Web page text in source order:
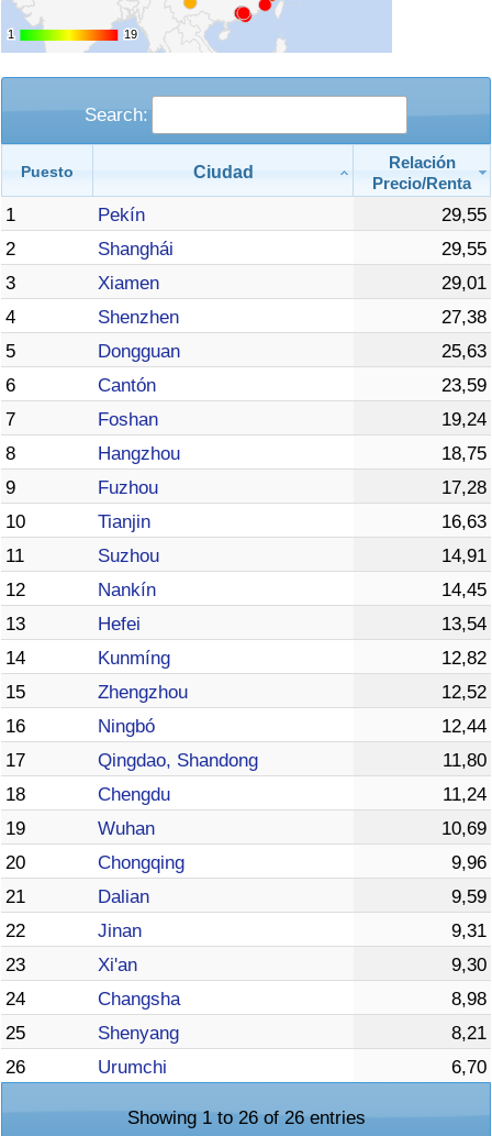
1
1 19
19
Search:
Puesto Ciudad
Relación
Precio/Renta
1 Pekín
29,55
2
Shanghái
29,55
3
Xiamen
29,01
4
Shenzhen
27,38
5
Dongguan
25,63
6
Cantón
23,59
7
Foshan
19,24
8
Hangzhou
18,75
9
Fuzhou
17,28
10
Tianjin
16,63
11
Suzhou
14,91
12
Nankín
14,45
13
Hefei
13,54
14
Kunmíng
12,82
15
Zhengzhou
12,52
16
Ningbó
12,44
17
Qingdao, Shandong
11,80
18
Chengdu
11,24
19
Wuhan
10,69
20
Chongqing
9,96
21
Dalian
9,59
22
Jinan
9,31
23
Xi'an
9,30
24
Changsha
8,98
25
Shenyang
8,21
26
Urumchi 6,70
Showing 1 to 26 of 26 entries